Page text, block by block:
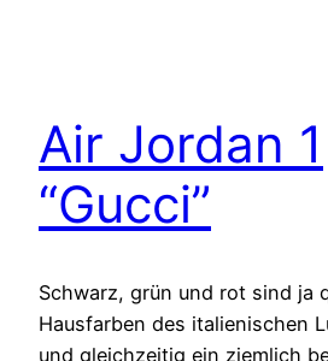
Air Jordan 1
“Gucci”
Schwarz, grün und rot sind ja
Hausfarben des italienischen
und gleichzeitig ein ziemlich